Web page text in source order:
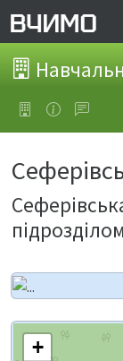
підрозділом
+